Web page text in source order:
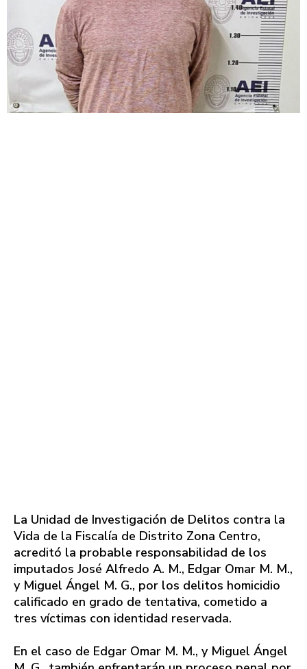
La Unidad de Investigación de Delitos contra la
Vida de la Fiscalía de Distrito Zona Centro,
acreditó la probable responsabilidad de los
imputados José Alfredo A. M., Edgar Omar M. M.,
y Miguel Ángel M. G., por los delitos homicidio
calificado en grado de tentativa, cometido a
tres víctimas con identidad reservada.
En el caso de Edgar Omar M. M., y Miguel Ángel